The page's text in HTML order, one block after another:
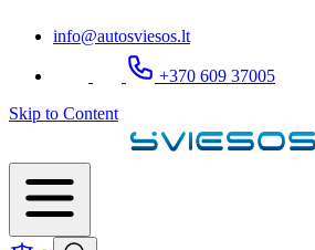
info@autosviesos.lt
+370 609 37005
Skip to Content